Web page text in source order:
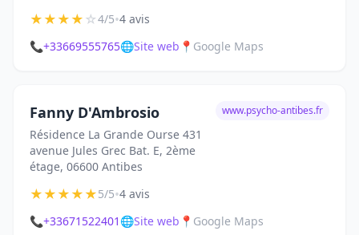
★★★★☆4/5•4 avis
📞+33669555765🌐Site web 📍 Google Maps
Fanny D'Ambrosio
Résidence La Grande Ourse 431
avenue Jules Grec Bat. E, 2ème
étage, 06600 Antibes
www.psycho-antibes.fr
★★★★★5/5•4 avis
📞+33671522401 🌐Site web 📍 Google Maps